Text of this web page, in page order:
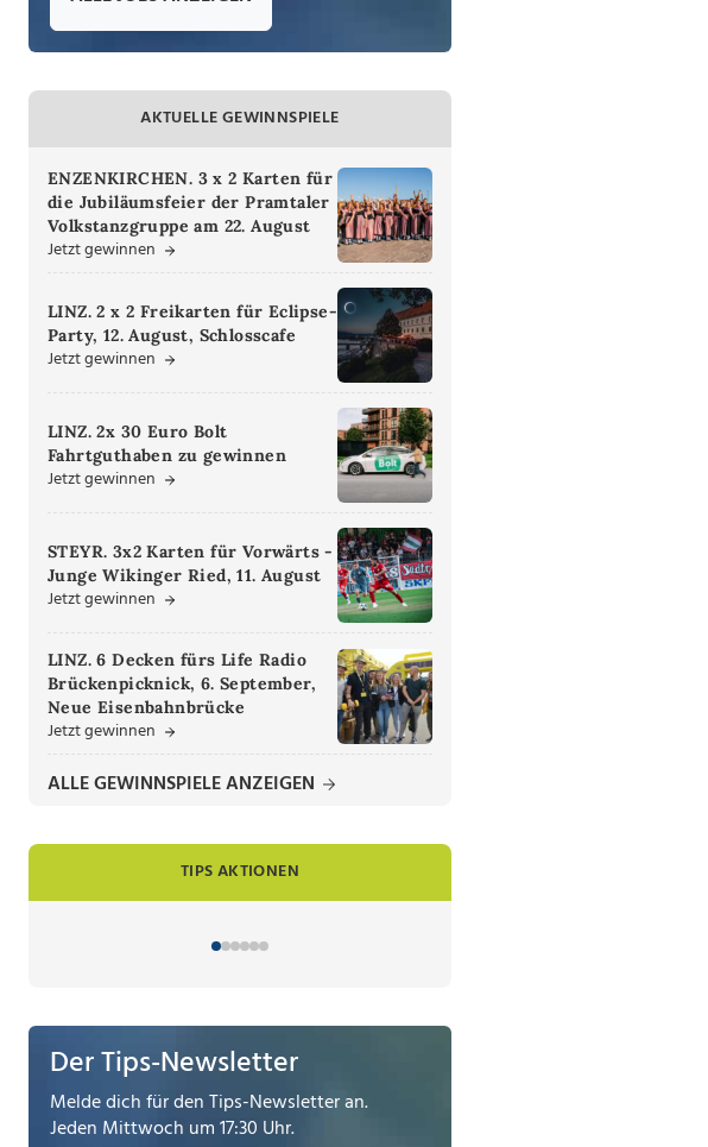
AKTUELLE GEWINNSPIELE
ENZENKIRCHEN. 3 x 2 Karten für
die Jubiläumsfeier der Pramtaler
Volkstanzgruppe am 22. August
Jetzt gewinnen
LINZ. 2 x 2 Freikarten für Eclipse-
Party, 12. August, Schlosscafe
Jetzt gewinnen
LINZ. 2x 30 Euro Bolt
Fahrtguthaben zu gewinnen
Jetzt gewinnen
STEYR. 3x2 Karten für Vorwärts -
Junge Wikinger Ried, 11. August
Jetzt gewinnen
LINZ. 6 Decken fürs Life Radio
Brückenpicknick, 6. September,
Neue Eisenbahnbrücke
Jetzt gewinnen
ALLE GEWINNSPIELE ANZEIGEN
TIPS AKTIONEN
Der Tips-Newsletter
Melde dich für den Tips-Newsletter an.
Jeden Mittwoch um 17:30 Uhr.